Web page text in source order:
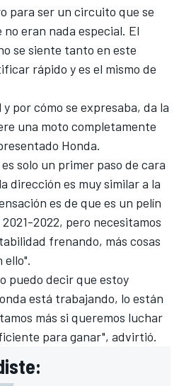
para ser un circuito que se
eran nada especial. El
se siente tanto en este
rápido y es el mismo de
por cómo se expresaba, da la
una moto completamente
Honda.
solo un primer paso de cara
dirección es muy similar a la
es de que es un pelín
2022, pero necesitamos
frenando, más cosas
ello".
puedo decir que estoy
está trabajando, lo están
más si queremos luchar
para ganar", advirtió.